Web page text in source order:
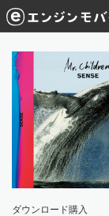
ダウンロード購入